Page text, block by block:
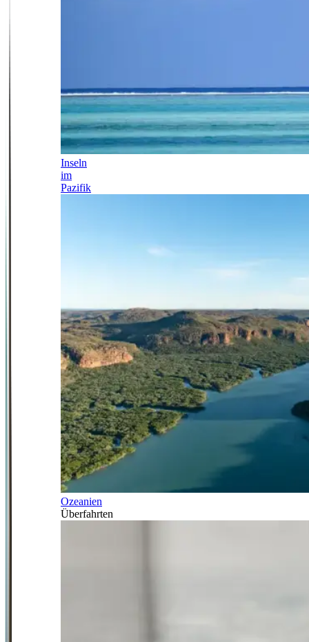
Inseln
im
Pazifik
Ozeanien
Überfahrten